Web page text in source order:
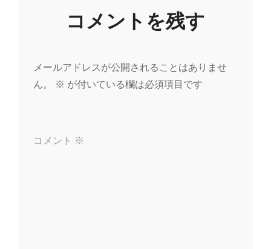
ー
ョ
コメントを残す
メールアドレスが公開されることはありませ
ん。
※ が付いている欄は必須項目です
コメント ※